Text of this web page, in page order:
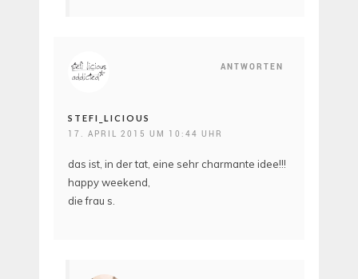
ANTWORTEN
STEFI_LICIOUS
17. APRIL 2015 UM 10:44 UHR
das ist, in der tat, eine sehr charmante idee!!!
happy weekend,
die frau s.